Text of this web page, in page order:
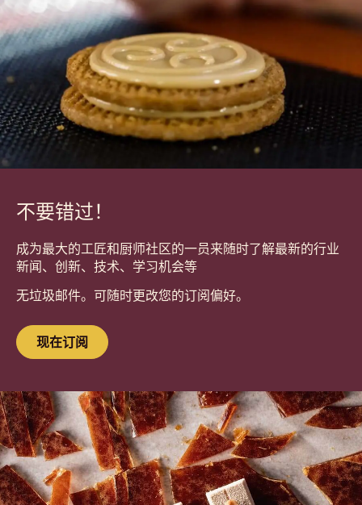
Course overview
不要错过！
成为最大的工匠和厨师社区的一员来随时了解最新的行业
新闻、创新、技术、学习机会等
无垃圾邮件。可随时更改您的订阅偏好。